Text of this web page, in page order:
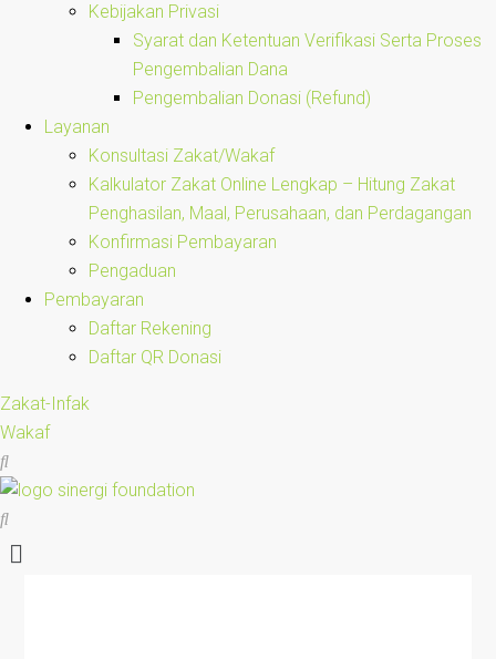
Kebijakan Privasi
Syarat dan Ketentuan Verifikasi Serta Proses
Pengembalian Dana
Pengembalian Donasi (Refund)
Layanan
Konsultasi Zakat/Wakaf
Kalkulator Zakat Online Lengkap – Hitung Zakat
Penghasilan, Maal, Perusahaan, dan Perdagangan
Konfirmasi Pembayaran
Pengaduan
Pembayaran
Daftar Rekening
Daftar QR Donasi
Zakat-Infak
Wakaf